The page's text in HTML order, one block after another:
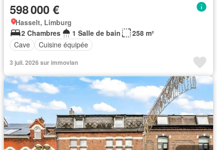
598 000 €
Hasselt, Limburg
2 Chambres
1 Salle de bain
258 m²
Cave
Cuisine équipée
3 juil. 2026 sur immovlan